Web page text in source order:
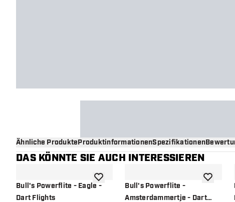
Ähnliche ProdukteProduktinformationenSpezifikationen
DAS KÖNNTE SIE AUCH INTERESSIEREN
Bull's Powerflite - Eagle -
Dart Flights
Zur Wunschliste hinzufügen
Bull's Powerflite -
Amsterdammertje - Dart
Zur